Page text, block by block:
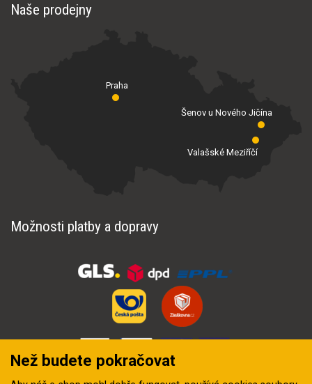
Naše prodejny
Praha
Valašské Meziříčí
Šenov u Nového Jičína
Možnosti platby a dopravy
Než budete pokračovat